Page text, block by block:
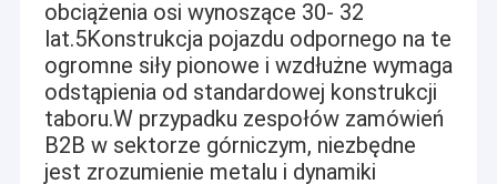
obciążenia osi wynoszące 30- 32
lat.5Konstrukcja pojazdu odpornego na te
ogromne siły pionowe i wzdłużne wymaga
odstąpienia od standardowej konstrukcji
taboru.W przypadku zespołów zamówień
B2B w sektorze górniczym, niezbędne
jest zrozumienie metalu i dynamiki